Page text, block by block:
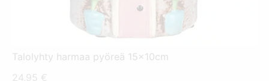
Talolyhty harmaa pyöreä 15x10cm
24,95 €